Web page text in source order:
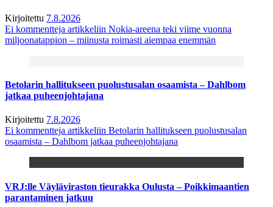
Kirjoitettu 7.8.2026
Ei kommentteja artikkeliin Nokia-areena teki viime vuonna
miljoonatappion – miinusta roimasti aiempaa enemmän
Betolarin hallitukseen puolustusalan osaamista – Dahlbom
jatkaa puheenjohtajana
Kirjoitettu 7.8.2026
Ei kommentteja artikkeliin Betolarin hallitukseen puolustusalan
osaamista – Dahlbom jatkaa puheenjohtajana
VRJ:lle Väyläviraston tieurakka Oulusta – Poikkimaantien
parantaminen jatkuu